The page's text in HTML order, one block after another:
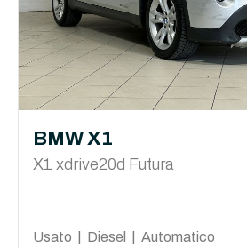
BMW X1
X1 xdrive20d Futura
Usato | Diesel | Automatico